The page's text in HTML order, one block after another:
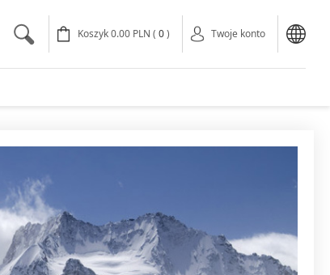
Koszyk0.00 PLN ( 0) Twoje konto